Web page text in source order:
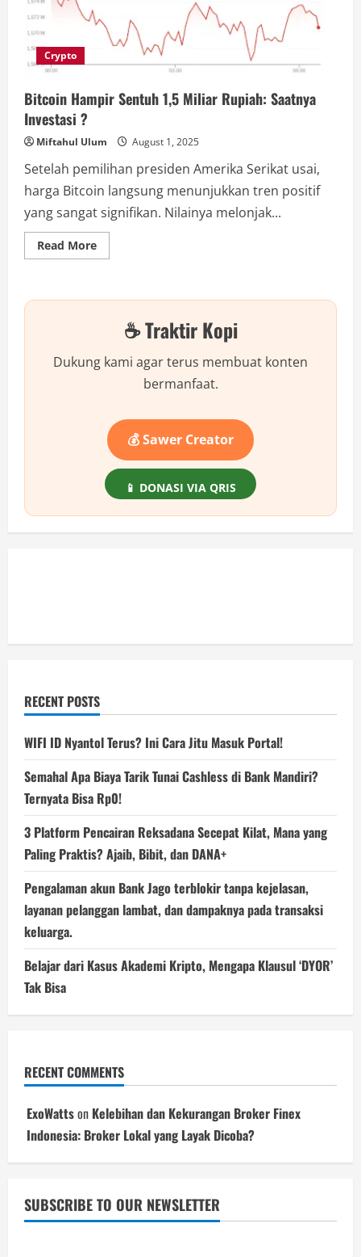
Crypto
Bitcoin Hampir Sentuh 1,5 Miliar Rupiah: Saatnya
Investasi ?
Miftahul Ulum August 1, 2025
Setelah pemilihan presiden Amerika Serikat usai,
harga Bitcoin langsung menunjukkan tren positif
yang sangat signifikan. Nilainya melonjak...
Read MoreRead
more
Sentuh
Rupiah:
Investasi
?
☕ Traktir Kopi
Dukung kami agar terus membuat konten
bermanfaat.
💰 Sawer Creator
📱 DONASI VIA QRIS
RECENT POSTS
WIFI ID Nyantol Terus? Ini Cara Jitu Masuk Portal!
Semahal Apa Biaya Tarik Tunai Cashless di Bank Mandiri?
Ternyata Bisa Rp0!
3 Platform Pencairan Reksadana Secepat Kilat, Mana yang
Paling Praktis? Ajaib, Bibit, dan DANA+
Pengalaman akun Bank Jago terblokir tanpa kejelasan,
layanan pelanggan lambat, dan dampaknya pada transaksi
keluarga.
Belajar dari Kasus Akademi Kripto, Mengapa Klausul ‘DYOR’
Tak Bisa
RECENT COMMENTS
ExoWattson Kelebihan dan Kekurangan Broker Finex
Indonesia: Broker Lokal yang Layak Dicoba?
SUBSCRIBE TO OUR NEWSLETTER